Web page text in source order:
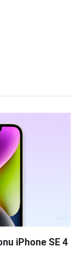
iPhone SE 4